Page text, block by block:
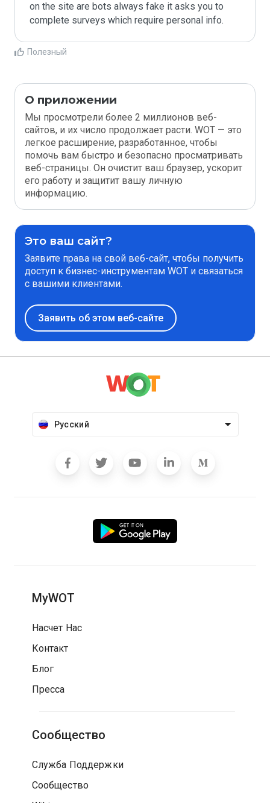
on the site are bots always fake it asks you to
complete surveys which require personal info.
Полезный
О приложении
Мы просмотрели более 2 миллионов веб-
сайтов, и их число продолжает расти. WOT — это
легкое расширение, разработанное, чтобы
помочь вам быстро и безопасно просматривать
веб-страницы. Он очистит ваш браузер, ускорит
его работу и защитит вашу личную
информацию.
Это ваш сайт?
Заявите права на свой веб-сайт, чтобы получить
доступ к бизнес-инструментам WOT и связаться
с вашими клиентами.
Заявить об этом веб-сайте
Русский
MyWOT
Насчет Нас
Контакт
Блог
Пресса
Сообщество
Служба Поддержки
Сообщество